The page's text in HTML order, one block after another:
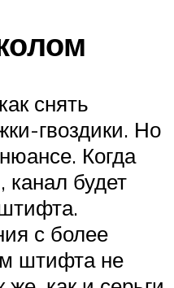
снять
гвоздики. Но
Когда
канал будет
с более
штифта не